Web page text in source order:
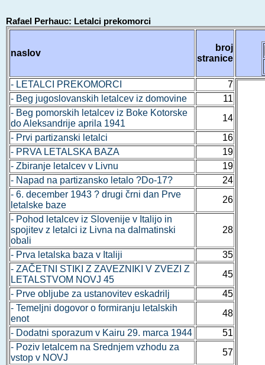
Rafael Perhauc: Letalci prekomorci
naslov
broj
stranice
- LETALCI PREKOMORCI
7
- Beg jugoslovanskih letalcev iz domovine
11
- Beg pomorskih letalcev iz Boke Kotorske
do Aleksandrije aprila 1941
14
- Prvi partizanski letalci
16
- PRVA LETALSKA BAZA
19
- Zbiranje letalcev v Livnu
19
- Napad na partizansko letalo ?Do-17?
24
- 6. december 1943 ? drugi črni dan Prve
letalske baze
26
- Pohod letalcev iz Slovenije v Italijo in
spojitev z letalci iz Livna na dalmatinski
obali
28
- Prva letalska baza v Italiji
35
- ZAČETNI STIKI Z ZAVEZNIKI V ZVEZI Z
LETALSTVOM NOVJ 45
45
- Prve obljube za ustanovitev eskadrilj
45
- Temeljni dogovor o formiranju letalskih
enot
48
- Dodatni sporazum v Kairu 29. marca 1944
51
- Poziv letalcem na Srednjem vzhodu za
vstop v NOVJ
57